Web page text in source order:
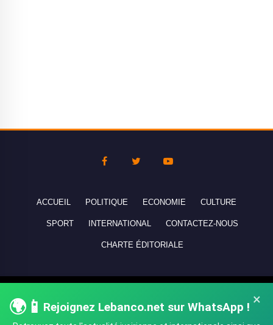
×
🌍📱 Rejoignez Lebanco.net sur WhatsApp !
ACCUEIL POLITIQUE ECONOMIE CULTURE
SPORT INTERNATIONAL CONTACTEZ-NOUS
CHARTE ÉDITORIALE
réservés - All rights reserved.